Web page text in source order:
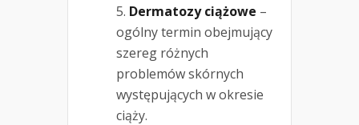
Dermatozy ciążowe –
ogólny termin obejmujący
szereg różnych
problemów skórnych
występujących w okresie
ciąży.